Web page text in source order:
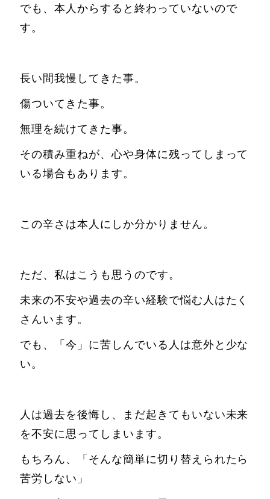
でも、本人からすると終わっていないので
す。
長い間我慢してきた事。
傷ついてきた事。
無理を続けてきた事。
その積み重ねが、心や身体に残ってしまって
いる場合もあります。
この辛さは本人にしか分かりません。
ただ、私はこうも思うのです。
未来の不安や過去の辛い経験で悩む人はたく
さんいます。
でも、「今」に苦しんでいる人は意外と少な
い。
人は過去を後悔し、まだ起きてもいない未来
を不安に思ってしまいます。
もちろん、「そんな簡単に切り替えられたら
苦労しない」